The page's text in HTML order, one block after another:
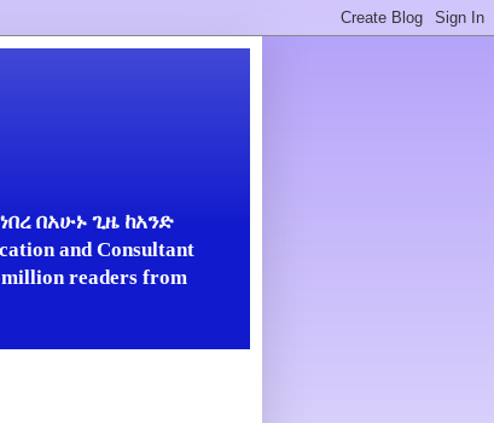
በአሁኑ ጊዜ ከአንድ
and Consultant
million readers from